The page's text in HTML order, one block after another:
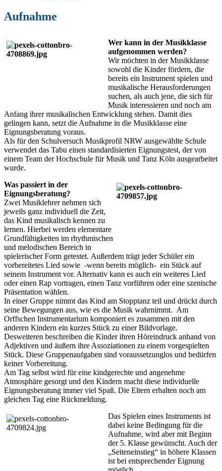
Aufnahme
Wer kann in der Musikklasse
aufgenommen werden?
Wir möchten in der Musikklasse
sowohl die Kinder fördern, die
bereits ein Instrument spielen und
musikalische Herausforderungen
suchen, als auch jene, die sich für
Musik interessieren und noch am
Anfang ihrer musikalischen Entwicklung stehen. Damit dies
gelingen kann, setzt die Aufnahme in die Musikklasse eine
Eignungsberatung voraus.
Als für den Schulversuch Musikprofil NRW ausgewählte Schule
verwendet das Tabu einen standardisierten Eignungstest, der von
einem Team der Hochschule für Musik und Tanz Köln ausgearbeitet
wurde.
Was passiert in der
Eignungsberatung?
Zwei Musiklehrer nehmen sich
jeweils ganz individuell die Zeit,
das Kind musikalisch kennen zu
lernen. Hierbei werden elementare
Grundfähigkeiten im rhythmischen
und melodischen Bereich in
spielerischer Form getestet. Außerdem trägt jeder Schüler ein
vorbereitetes Lied sowie -wenn bereits möglich- ein Stück auf
seinem Instrument vor. Alternativ kann es auch ein weiteres Lied
oder einen Rap vortragen, einen Tanz vorführen oder eine szenische
Präsentation wählen.
In einer Gruppe nimmt das Kind am Stopptanz teil und drückt durch
seine Bewegungen aus, wie es die Musik wahrnimmt. Am
Orffschen Instrumentarium komponiert es zusammen mit den
anderen Kindern ein kurzes Stück zu einer Bildvorlage.
Desweiteren beschreiben die Kinder ihren Höreindruck anhand von
Adjektiven und äußern ihre Assoziationen zu einem vorgespielten
Stück. Diese Gruppenaufgaben sind voraussetzunglos und bedürfen
keiner Vorbereitung.
Am Tag selbst wird für eine kindgerechte und angenehme
Atmosphäre gesorgt und den Kindern macht diese individuelle
Eignungsberatung immer viel Spaß. Die Eltern erhalten noch am
gleichen Tag eine Rückmeldung.
Das Spielen eines Instruments ist
dabei keine Bedingung für die
Aufnahme, wird aber mit Beginn
der 5. Klasse gewünscht. Auch der
„Seiteneinstieg“ in höhere Klassen
ist bei entsprechender Eignung